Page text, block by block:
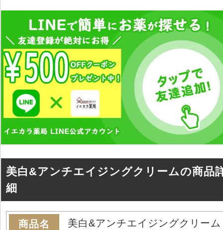
美白&アンチエイジングクリームの商品
細
商品名 美白&アンチエイジングクリーム